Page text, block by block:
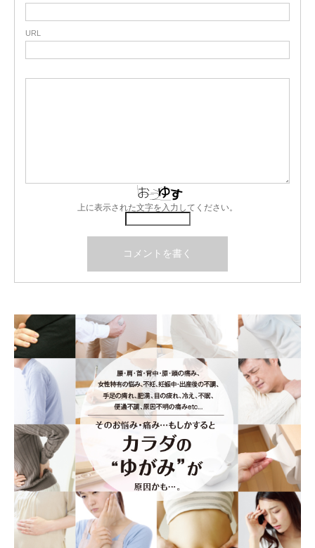
URL
上に表示された文字を入力してください。